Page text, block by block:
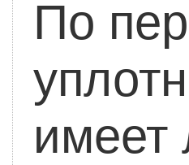
По
имеет